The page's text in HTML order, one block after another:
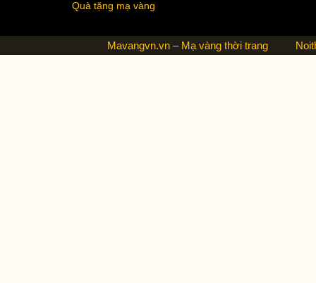
Quà tặng mạ vàng
Mavangvn.vn – Mạ vàng thời trang